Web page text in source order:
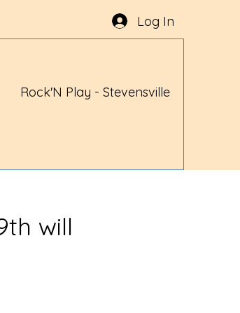
Log In
Rock'N Play - Stevensville
will